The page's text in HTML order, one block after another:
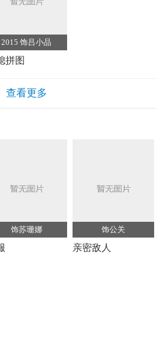
2015 饰吕小品
拼图
查看更多
饰苏珊娜 饰公关
亲密敌人